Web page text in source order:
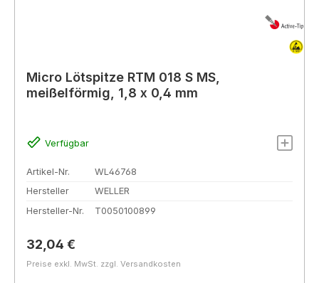
Micro Lötspitze RTM 018 S MS,
meißelförmig, 1,8 x 0,4 mm
Verfügbar
Artikel-Nr.
WL46768
Hersteller
WELLER
Hersteller-Nr.
T0050100899
Regulärer Preis:
32,04 €
Preise exkl. MwSt. zzgl. Versandkosten